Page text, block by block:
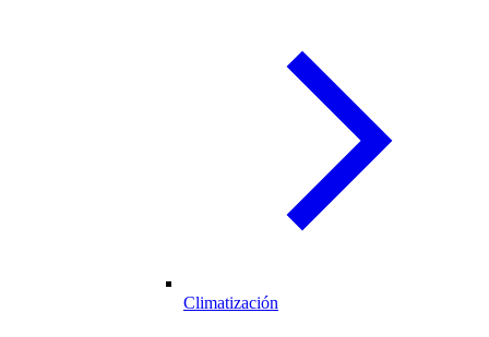
Climatización